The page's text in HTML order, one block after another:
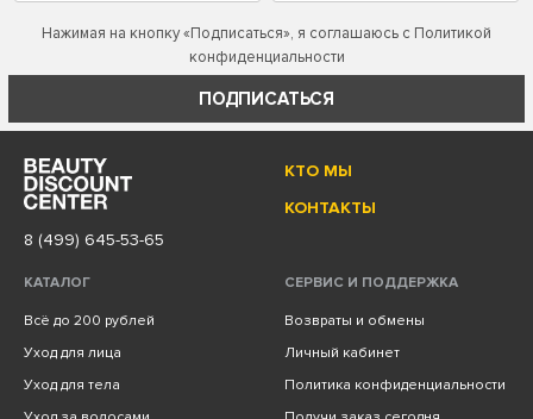
Нажимая на кнопку «Подписаться», я соглашаюсь с Политикой
конфиденциальности
ПОДПИСАТЬСЯ
КТО МЫ
КОНТАКТЫ
8 (499) 645-53-65
КАТАЛОГ
Всё до 200 рублей
Уход для лица
Уход для тела
СЕРВИС И ПОДДЕРЖКА
Возвраты и обмены
Личный кабинет
Политика конфиденциальности